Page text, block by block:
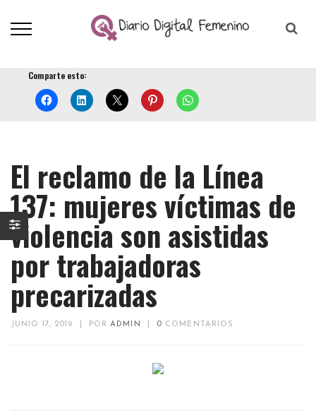
Comparte esto:
El reclamo de la Línea
137: mujeres víctimas de
violencia son asistidas
por trabajadoras
precarizadas
JUNIO 17, 2019 PORADMIN 0 COMENTARIOS